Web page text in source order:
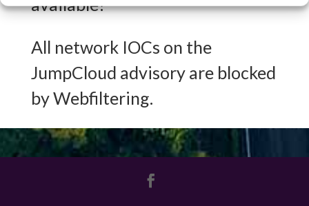
available?
All network IOCs on the
JumpCloud advisory are blocked
by Webfiltering.